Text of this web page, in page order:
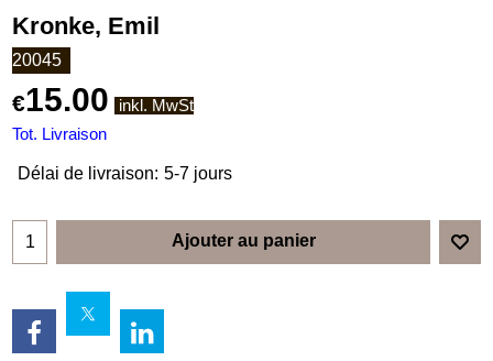
Kronke, Emil
20045
€15.00
inkl. MwSt
Tot. Livraison
Délai de livraison: 5-7 jours
Ajouter au panier